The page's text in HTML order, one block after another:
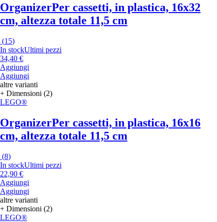
OrganizerPer cassetti, in plastica, 16x32
cm, altezza totale 11,5 cm
(15)
In stockUltimi pezzi
34,40 €
Aggiungi
Aggiungi
altre varianti
+ Dimensioni (2)
LEGO®
OrganizerPer cassetti, in plastica, 16x16
cm, altezza totale 11,5 cm
(8)
In stockUltimi pezzi
22,90 €
Aggiungi
Aggiungi
altre varianti
+ Dimensioni (2)
LEGO®